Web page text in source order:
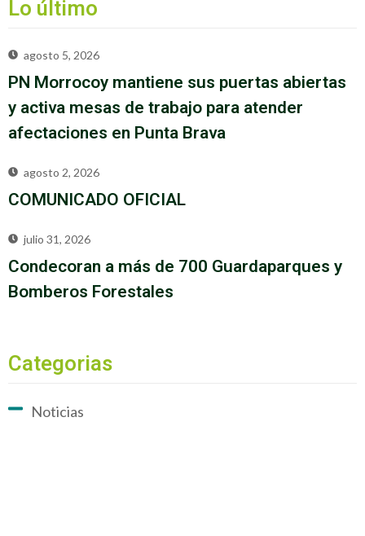
Lo último
agosto 5, 2026
PN Morrocoy mantiene sus puertas abiertas
y activa mesas de trabajo para atender
afectaciones en Punta Brava
agosto 2, 2026
COMUNICADO OFICIAL
julio 31, 2026
Condecoran a más de 700 Guardaparques y
Bomberos Forestales
Categorias
Noticias